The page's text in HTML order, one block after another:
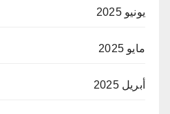
يونيو 2025
مايو 2025
أبريل 2025